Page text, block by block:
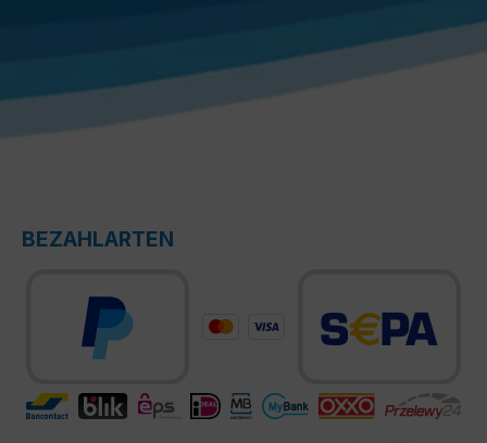
BEZAHLARTEN